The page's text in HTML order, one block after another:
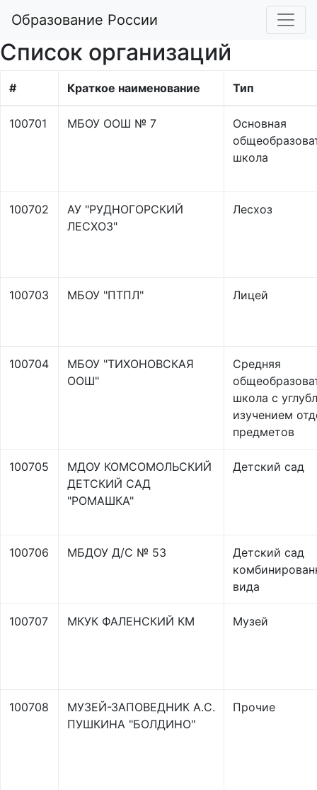
Образование России
Список организаций
# Краткое наименование Тип
100701 МБОУ ООШ № 7
Основная
школа
100702
АУ "РУДНОГОРСКИЙ
ЛЕСХОЗ"
Лесхоз
100703 МБОУ "ПТПЛ" Лицей
100704
МБОУ "ТИХОНОВСКАЯ
ООШ"
Средняя
школа с
изучением
предметов
100705
МДОУ КОМСОМОЛЬСКИЙ
ДЕТСКИЙ САД
"РОМАШКА"
Детский сад
100706 МБДОУ Д/С № 53
Детский сад
вида
100707 МКУК ФАЛЕНСКИЙ КМ Музей
100708
МУЗЕЙ-ЗАПОВЕДНИК А.С.
ПУШКИНА "БОЛДИНО"
Прочие